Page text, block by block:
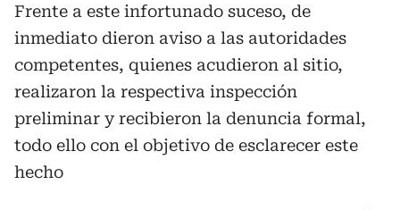
Frente a este infortunado suceso, de
inmediato dieron aviso a las autoridades
competentes, quienes acudieron al sitio,
realizaron la respectiva inspección
preliminar y recibieron la denuncia formal,
todo ello con el objetivo de esclarecer este
hecho